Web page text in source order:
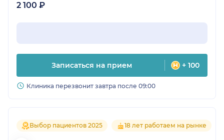
2 100 ₽
Записаться на прием + 100
Клиника перезвонит завтра после 09:00
Выбор пациентов 2025 18 лет работаем на рынке